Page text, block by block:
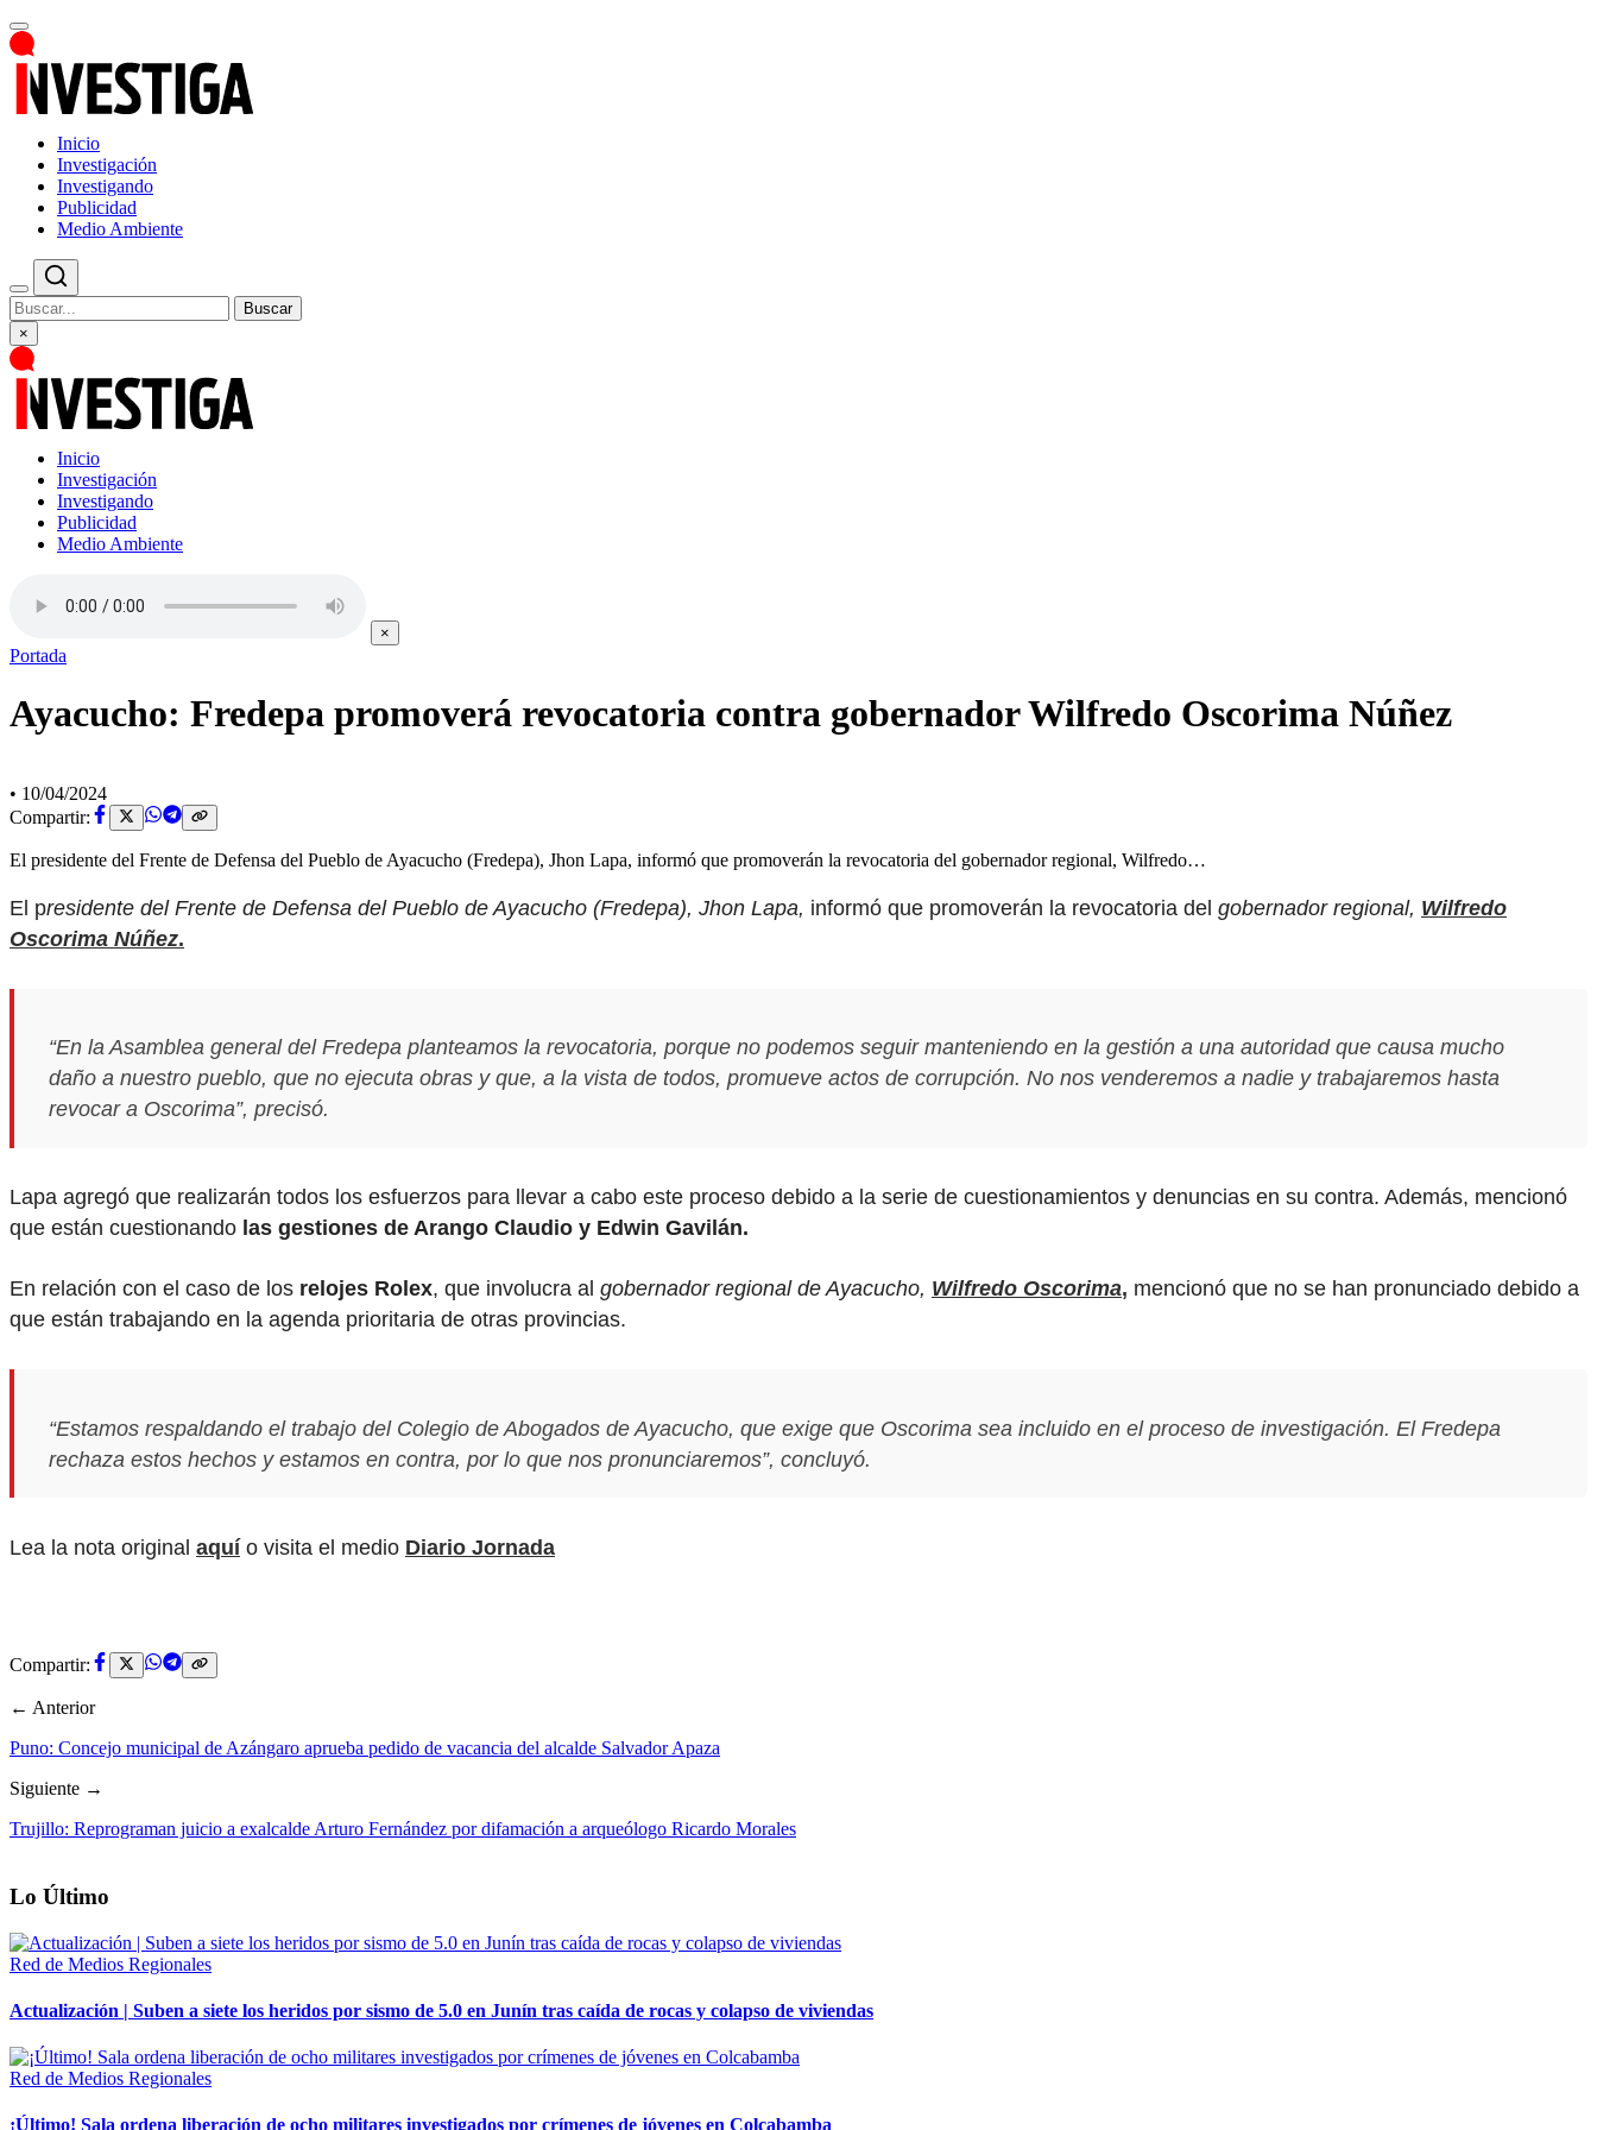
Inicio
Investigación
Investigando
Publicidad
Medio Ambiente
Buscar
×
Inicio
Investigación
Investigando
Publicidad
Medio Ambiente
×
Portada
Ayacucho: Fredepa promoverá revocatoria contra gobernador Wilfredo Oscorima Núñez
• 10/04/2024
Compartir:
El presidente del Frente de Defensa del Pueblo de Ayacucho (Fredepa), Jhon Lapa, informó que promoverán la revocatoria del gobernador regional, Wilfredo…
El presidente del Frente de Defensa del Pueblo de Ayacucho (Fredepa), Jhon Lapa, informó que promoverán la revocatoria del gobernador regional, Wilfredo
Oscorima Núñez.
“En la Asamblea general del Fredepa planteamos la revocatoria, porque no podemos seguir manteniendo en la gestión a una autoridad que causa mucho
daño a nuestro pueblo, que no ejecuta obras y que, a la vista de todos, promueve actos de corrupción. No nos venderemos a nadie y trabajaremos hasta
revocar a Oscorima”, precisó.
Lapa agregó que realizarán todos los esfuerzos para llevar a cabo este proceso debido a la serie de cuestionamientos y denuncias en su contra. Además, mencionó
que están cuestionando las gestiones de Arango Claudio y Edwin Gavilán.
En relación con el caso de los relojes Rolex, que involucra al gobernador regional de Ayacucho, Wilfredo Oscorima, mencionó que no se han pronunciado debido a
que están trabajando en la agenda prioritaria de otras provincias.
“Estamos respaldando el trabajo del Colegio de Abogados de Ayacucho, que exige que Oscorima sea incluido en el proceso de investigación. El Fredepa
rechaza estos hechos y estamos en contra, por lo que nos pronunciaremos”, concluyó.
Lea la nota original aquío visita el medio Diario Jornada
Compartir:
← Anterior
Puno: Concejo municipal de Azángaro aprueba pedido de vacancia del alcalde Salvador Apaza
Siguiente →
Trujillo: Reprograman juicio a exalcalde Arturo Fernández por difamación a arqueólogo Ricardo Morales
Lo Último
Red de Medios Regionales
Actualización | Suben a siete los heridos por sismo de 5.0 en Junín tras caída de rocas y colapso de viviendas
Red de Medios Regionales
¡Último! Sala ordena liberación de ocho militares investigados por crímenes de jóvenes en Colcabamba